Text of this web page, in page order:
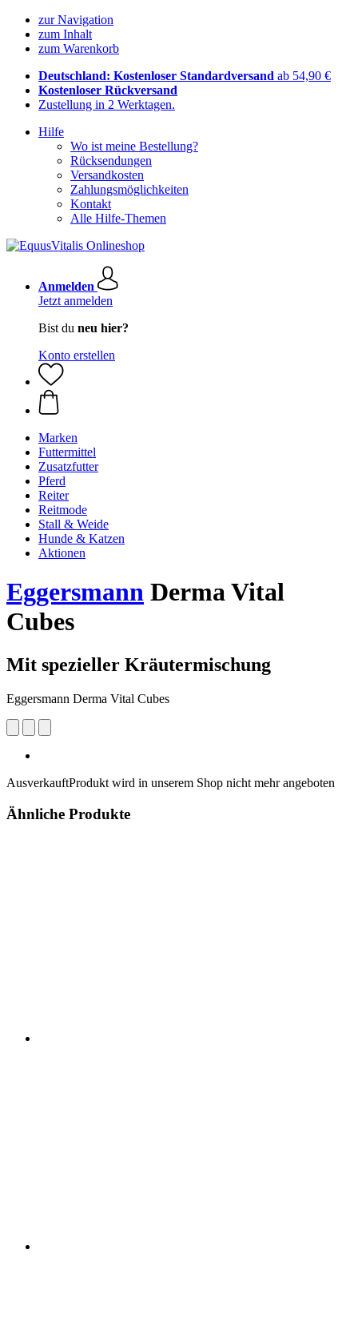
zur Navigation
zum Inhalt
zum Warenkorb
Deutschland: Kostenloser Standardversand ab 54,90 €
Kostenloser Rückversand
Zustellung in 2 Werktagen.
Hilfe
Wo ist meine Bestellung?
Rücksendungen
Versandkosten
Zahlungsmöglichkeiten
Kontakt
Alle Hilfe-Themen
Anmelden
Jetzt anmelden
Bist du neu hier?
Konto erstellen
Marken
Futtermittel
Zusatzfutter
Pferd
Reiter
Reitmode
Stall & Weide
Hunde & Katzen
Aktionen
Eggersmann Derma Vital
Cubes
Mit spezieller Kräutermischung
Eggersmann Derma Vital Cubes
AusverkauftProdukt wird in unserem Shop nicht mehr angeboten
Ähnliche Produkte